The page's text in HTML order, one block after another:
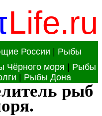
Life.ru
России
Рыбы
Чёрного моря
Рыбы
Рыбы Дона
рыб